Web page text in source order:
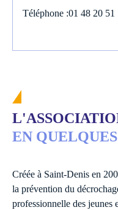
EN
Créée à Saint-Denis en
la prévention du
professionnelle des jeunes
Téléphone :01 48 20 51